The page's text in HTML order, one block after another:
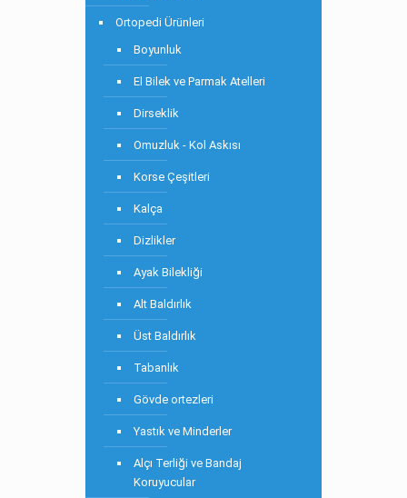
Ortopedi Ürünleri
Boyunluk
El Bilek ve Parmak Atelleri
Dirseklik
Omuzluk - Kol Askısı
Korse Çeşitleri
Kalça
Dizlikler
Ayak Bilekliği
Alt Baldırlık
Üst Baldırlık
Tabanlık
Gövde ortezleri
Yastık ve Minderler
Alçı Terliği ve Bandaj
Koruyucular